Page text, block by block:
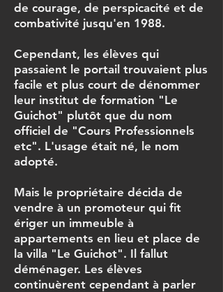
de courage, de perspicacité et de
combativité jusqu'en 1988.
Cependant, les élèves qui
passaient le portail trouvaient plus
facile et plus court de dénommer
leur institut de formation "Le
Guichot" plutôt que du nom
officiel de "Cours Professionnels
etc". L'usage était né, le nom
adopté.
Mais le propriétaire décida de
vendre à un promoteur qui fit
ériger un immeuble à
appartements en lieu et place de
la villa "Le Guichot". Il fallut
déménager. Les élèves
continuèrent cependant à parler